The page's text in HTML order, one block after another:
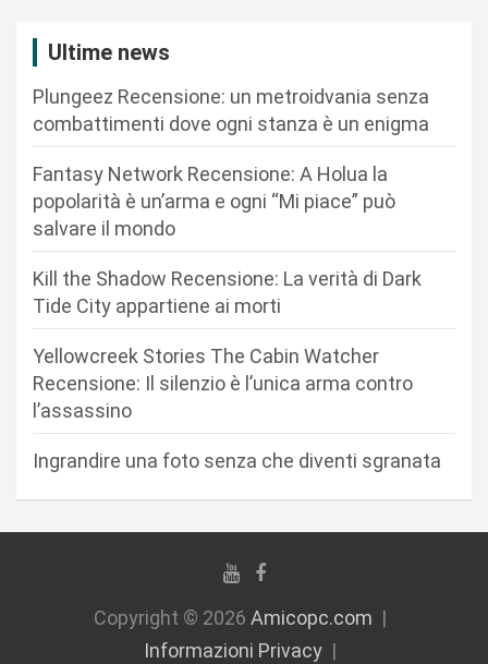
Ultime news
Plungeez Recensione: un metroidvania senza
combattimenti dove ogni stanza è un enigma
Fantasy Network Recensione: A Holua la
popolarità è un’arma e ogni “Mi piace” può
salvare il mondo
Kill the Shadow Recensione: La verità di Dark
Tide City appartiene ai morti
Yellowcreek Stories The Cabin Watcher
Recensione: Il silenzio è l’unica arma contro
l’assassino
Ingrandire una foto senza che diventi sgranata
Copyright © 2026 Amicopc.com
Informazioni Privacy